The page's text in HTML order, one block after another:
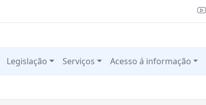
Legislação Serviços Acesso á informação